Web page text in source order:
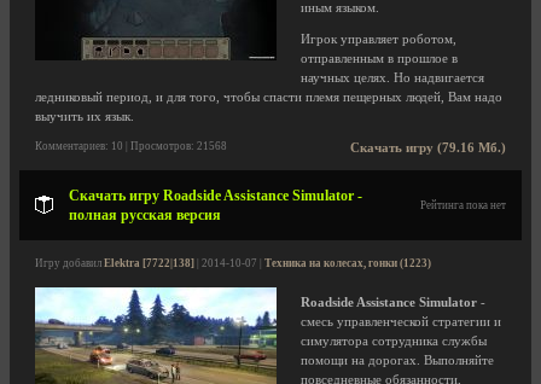
иным языком.
Игрок управляет роботом,
отправленным в прошлое в
научных целях. Но надвигается
ледниковый период, и для того, чтобы спасти племя пещерных людей, Вам надо
выучить их язык.
Скачать игру (79.16 Мб.)
Комментариев: 10 | Просмотров: 21568
Скачать игру Roadside Assistance Simulator -
полная русская версия
Рейтинга пока нет
Игру добавил Elektra [7722|138] | 2014-10-07 | Техника на колесах, гонки (1223)
Roadside Assistance Simulator -
смесь управленческой стратегии и
симулятора сотрудника службы
помощи на дорогах. Выполняйте
повседневные обязанности,